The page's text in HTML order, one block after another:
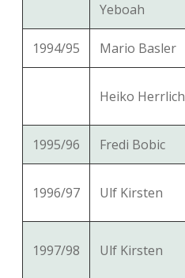
Yeboah
1994/95 Mario Basler
Heiko Herrlich
1995/96 Fredi Bobic
1996/97 Ulf Kirsten
1997/98 Ulf Kirsten